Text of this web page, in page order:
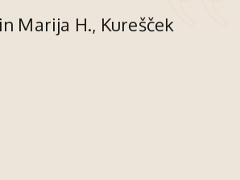
Marija H., Kurešček